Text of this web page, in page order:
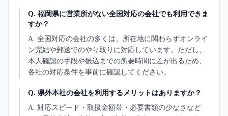
Q. 福岡県に営業所がない全国対応の会社でも利用できま
すか？
A. 全国対応の会社の多くは、所在地に関わらずオンライ
ン完結や郵送でのやり取りに対応しています。ただし、
本人確認の手段や振込までの所要時間に差が出るため、
各社の対応条件を事前に確認してください。
Q. 県外本社の会社を利用するメリットはありますか？
A. 対応スピード・取扱金額帯・必要書類の少なさなど